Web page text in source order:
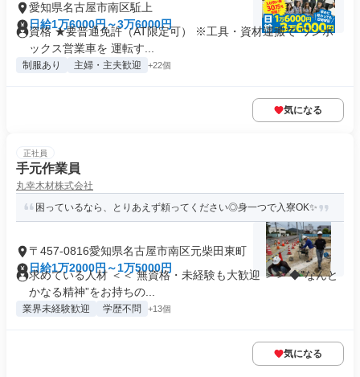
愛知県名古屋市南区駈上
日給1万6000円～3万6000円
資格 ★要普通免許（AT限定可） ※工具・資材運搬で ワンボ
ックス営業車を 運転す...
制服あり 主婦・主夫歓迎 +22個
気になる
正社員
手元作業員
丸幸木材株式会社
困っているなら、とりあえず頼ってください◎身一つで入寮OK✨
〒457-0816愛知県名古屋市南区元柴田東町
日給1万2000円～1万5000円
求めている人材 ＜＜ 無資格・未経験も大歓迎 ＞＞ ◆”なんと
かなる精神”をお持ちの...
業界未経験歓迎 学歴不問 +13個
気になる